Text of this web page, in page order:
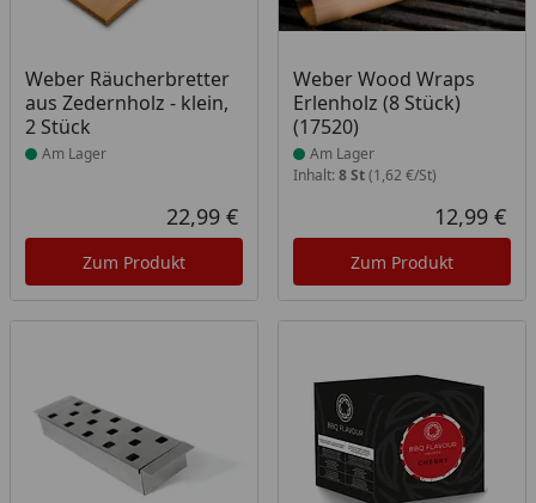
Weber Räucherbretter
aus Zedernholz - klein,
2 Stück
Produkt am Lager
Am Lager
Aktueller Preis
22,99 €
Zum Produkt
Weber Wood Wraps
Erlenholz (8 Stück)
(17520)
Produkt am Lager
Am Lager
Inhalt: 8 St(1,62 €/St)
12,99 €
Zum Produkt